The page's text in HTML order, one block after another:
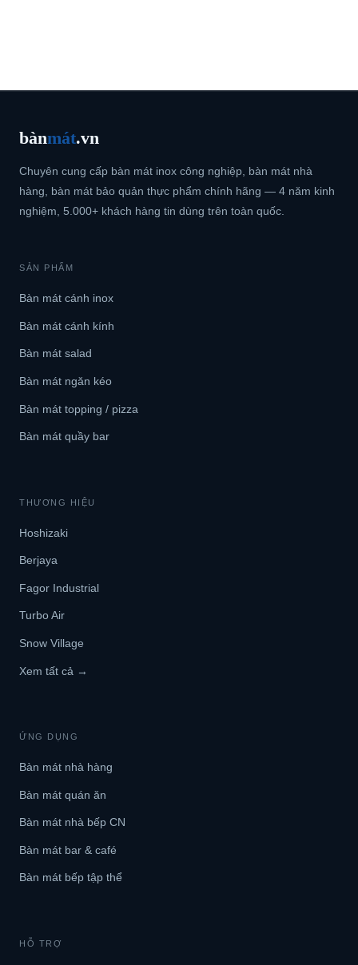
bànmát.vn
Chuyên cung cấp bàn mát inox công nghiệp, bàn mát nhà
hàng, bàn mát bảo quản thực phẩm chính hãng — 4 năm kinh
nghiệm, 5.000+ khách hàng tin dùng trên toàn quốc.
SẢN PHẨM
Bàn mát cánh inox
Bàn mát cánh kính
Bàn mát salad
Bàn mát ngăn kéo
Bàn mát topping / pizza
Bàn mát quầy bar
THƯƠNG HIỆU
Hoshizaki
Berjaya
Fagor Industrial
Turbo Air
Snow Village
Xem tất cả →
ỨNG DỤNG
Bàn mát nhà hàng
Bàn mát quán ăn
Bàn mát nhà bếp CN
Bàn mát bar & café
Bàn mát bếp tập thể
HỖ TRỢ